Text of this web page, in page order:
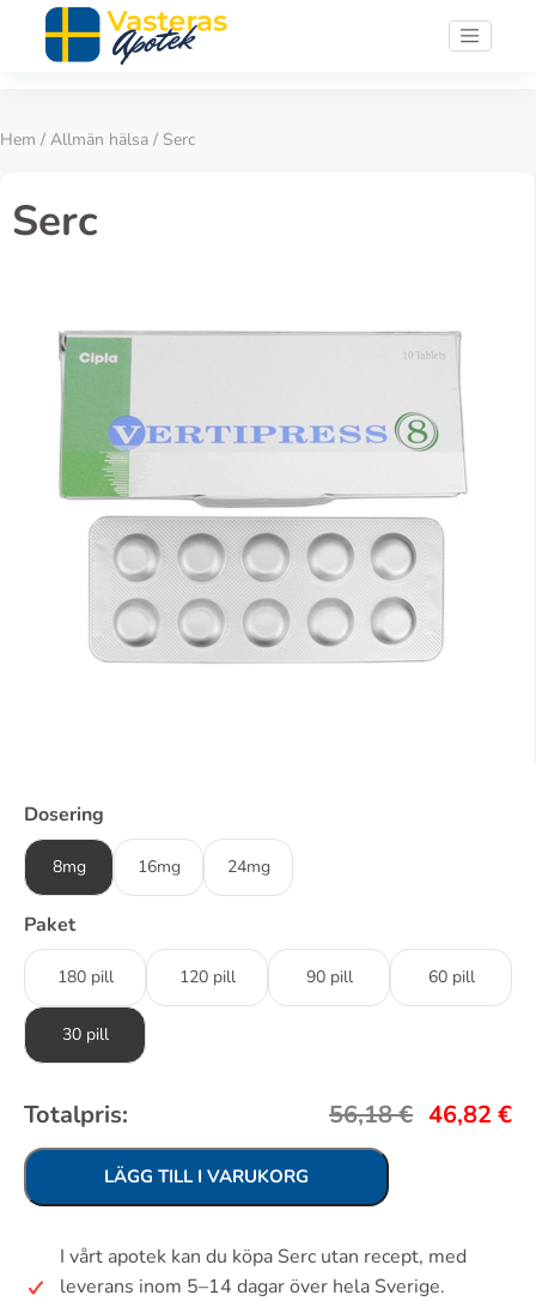
Hem / Allmän hälsa / Serc
Serc
Dosering
8mg 16mg 24mg
Paket
180 pill 120 pill 90 pill 60 pill
30 pill
Totalpris: 56,18€ 46,82 €
LÄGG TILL I VARUKORG
I vårt apotek kan du köpa Serc utan recept, med
leverans inom 5–14 dagar över hela Sverige.